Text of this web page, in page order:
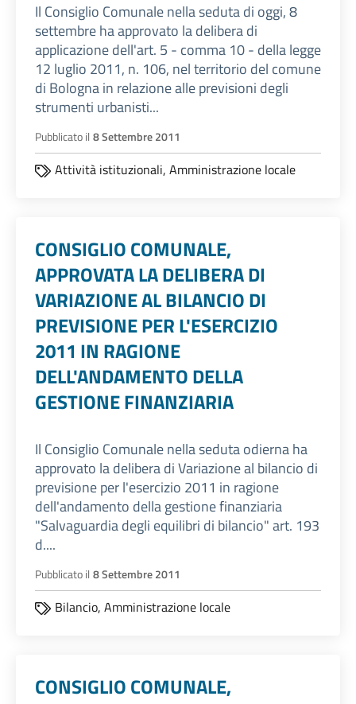
Il Consiglio Comunale nella seduta di oggi, 8
settembre ha approvato la delibera di
applicazione dell'art. 5 - comma 10 - della legge
12 luglio 2011, n. 106, nel territorio del comune
di Bologna in relazione alle previsioni degli
strumenti urbanisti...
Pubblicato il 8 Settembre 2011
Attività istituzionali, Amministrazione locale
CONSIGLIO COMUNALE,
APPROVATA LA DELIBERA DI
VARIAZIONE AL BILANCIO DI
PREVISIONE PER L'ESERCIZIO
2011 IN RAGIONE
DELL'ANDAMENTO DELLA
GESTIONE FINANZIARIA
Il Consiglio Comunale nella seduta odierna ha
approvato la delibera di Variazione al bilancio di
previsione per l'esercizio 2011 in ragione
dell'andamento della gestione finanziaria
"Salvaguardia degli equilibri di bilancio" art. 193
d....
Pubblicato il 8 Settembre 2011
Bilancio, Amministrazione locale
CONSIGLIO COMUNALE,